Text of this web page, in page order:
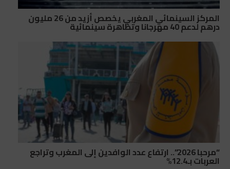
المركز السينمائي المغربي يخصص أزيد من 26 مليون
درهم لدعم 40 مهرجانا وتظاهرة سينمائية
“مرحبا 2026”.. ارتفاع عدد الوافدين إلى المغرب وتراجع
العربات بـ12.4%